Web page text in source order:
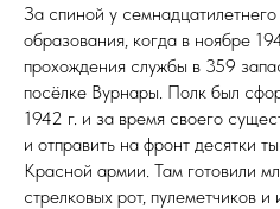
За спиной у
образования, когда в ноябре
прохождения службы в 359
посёлке Вурнары. Полк был
1942 г. и за время своего
и отправить на фронт десятки
Красной армии. Там готовили
стрелковых рот, пулеметчиков